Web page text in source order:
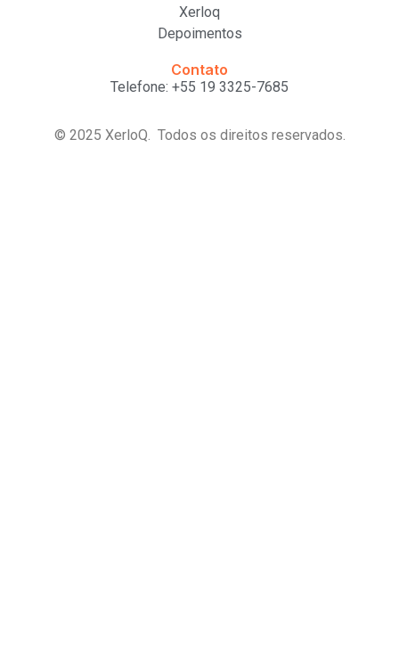
Xerloq
Depoimentos
Contato
Telefone: +55 19 3325-7685
© 2025 XerloQ. Todos os direitos reservados.